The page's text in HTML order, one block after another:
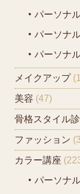
パーソナ
パーソナ
パーソナ
メイクアップ
美容 (47)
骨格スタイル
ファッション
カラー講座
パーソナ